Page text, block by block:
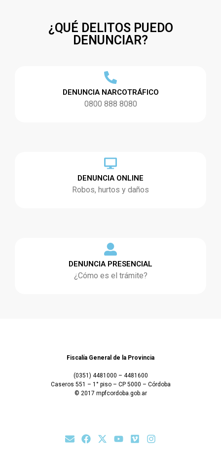
¿QUÉ DELITOS PUEDO
DENUNCIAR?
DENUNCIA NARCOTRÁFICO
0800 888 8080
DENUNCIA ONLINE
Robos, hurtos y daños
DENUNCIA PRESENCIAL
¿Cómo es el trámite?
Fiscalía General de la Provincia
(0351) 4481000 – 4481600
Caseros 551 – 1° piso – CP 5000 – Córdoba
© 2017 mpfcordoba.gob.ar